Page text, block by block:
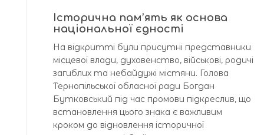
Історична пам’ять як основа
національної єдності
На відкритті були присутні представники
місцевої влади, духовенство, військові, родичі
загиблих та небайдужі містяни. Голова
Тернопільської обласної ради Богдан
Бутковський під час промови підкреслив, що
встановлення цього знака є важливим
кроком до відновлення історичної